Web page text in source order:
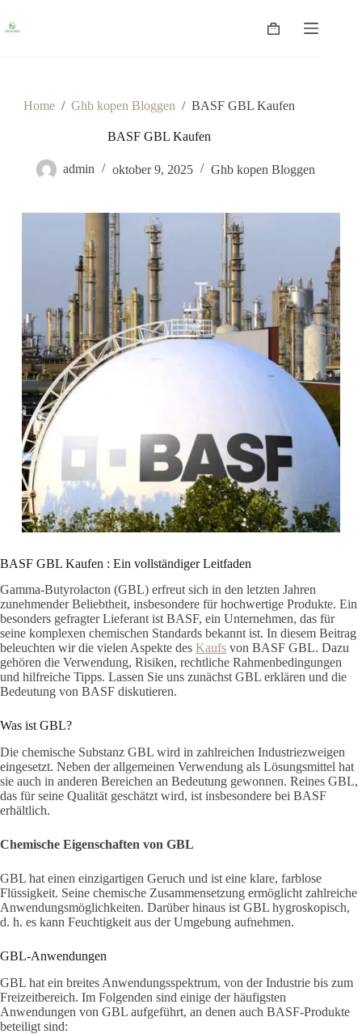
naar
de
Winkelwagen
Home / Ghb kopen Bloggen / BASF GBL Kaufen
BASF GBL Kaufen
admin oktober 9, 2025 Ghb kopen Bloggen
BASF GBL Kaufen : Ein vollständiger Leitfaden
Gamma-Butyrolacton (GBL) erfreut sich in den letzten Jahren
zunehmender Beliebtheit, insbesondere für hochwertige Produkte. Ein
besonders gefragter Lieferant ist BASF, ein Unternehmen, das für
seine komplexen chemischen Standards bekannt ist. In diesem Beitrag
beleuchten wir die vielen Aspekte des Kaufs von BASF GBL. Dazu
gehören die Verwendung, Risiken, rechtliche Rahmenbedingungen
und hilfreiche Tipps. Lassen Sie uns zunächst GBL erklären und die
Bedeutung von BASF diskutieren.
Was ist GBL?
Die chemische Substanz GBL wird in zahlreichen Industriezweigen
eingesetzt. Neben der allgemeinen Verwendung als Lösungsmittel hat
sie auch in anderen Bereichen an Bedeutung gewonnen. Reines GBL,
das für seine Qualität geschätzt wird, ist insbesondere bei BASF
erhältlich.
Chemische Eigenschaften von GBL
GBL hat einen einzigartigen Geruch und ist eine klare, farblose
Flüssigkeit. Seine chemische Zusammensetzung ermöglicht zahlreiche
Anwendungsmöglichkeiten. Darüber hinaus ist GBL hygroskopisch,
d. h. es kann Feuchtigkeit aus der Umgebung aufnehmen.
GBL-Anwendungen
GBL hat ein breites Anwendungsspektrum, von der Industrie bis zum
Freizeitbereich. Im Folgenden sind einige der häufigsten
Anwendungen von GBL aufgeführt, an denen auch BASF-Produkte
beteiligt sind: